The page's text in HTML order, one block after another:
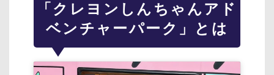
「クレヨンしんちゃんアド
ベンチャーパーク」とは